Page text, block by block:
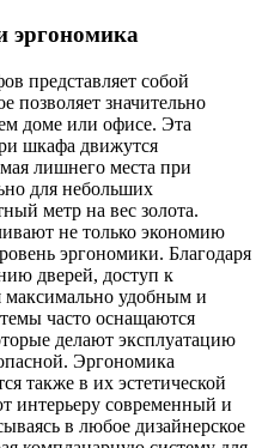
эргономика
представляет собой
позволяет значительно
доме или офисе. Эта
шкафа движутся
лишнего места при
для небольших
метр на вес золота.
не только экономию
эргономики. Благодаря
дверей, доступ к
удобным и
часто оснащаются
делают эксплуатацию
Эргономика
также в их эстетической
интерьеру современный и
в любое дизайнерское